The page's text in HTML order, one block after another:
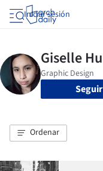
Iniciar sesión
Seguir
Ordenar